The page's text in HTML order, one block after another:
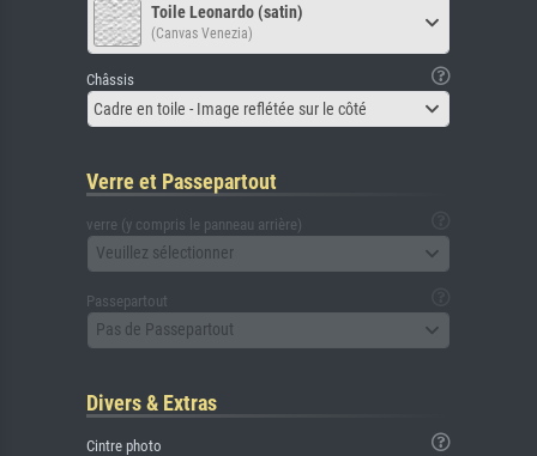
Toile Leonardo (satin)
(Canvas Venezia)
Châssis
Cadre en toile - Image reflétée sur le côté
Verre et Passepartout
verre (y compris le panneau arrière)
Veuillez sélectionner
Passepartout
Pas de Passepartout
Divers & Extras
Cintre photo